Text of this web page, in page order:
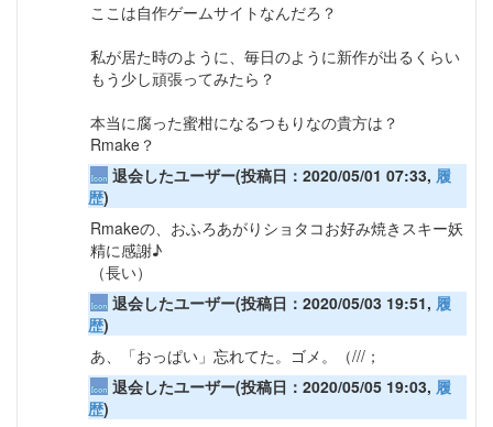
ここは自作ゲームサイトなんだろ？
私が居た時のように、毎日のように新作が出るくらい
もう少し頑張ってみたら？
本当に腐った蜜柑になるつもりなの貴方は？
Rmake？
退会したユーザー(投稿日：2020/05/01 07:33, 履
歴)
Rmakeの、おふろあがりショタコお好み焼きスキー妖
精に感謝♪
（長い）
退会したユーザー(投稿日：2020/05/03 19:51, 履
歴)
あ、「おっぱい」忘れてた。ゴメ。（///；
退会したユーザー(投稿日：2020/05/05 19:03, 履
歴)